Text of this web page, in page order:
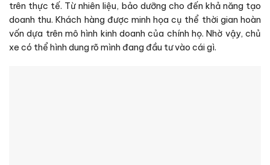
trên thực tế. Từ nhiên liệu, bảo dưỡng cho đến khả năng tạo
doanh thu. Khách hàng được minh họa cụ thể thời gian hoàn
vốn dựa trên mô hình kinh doanh của chính họ. Nhờ vậy, chủ
xe có thể hình dung rõ mình đang đầu tư vào cái gì.